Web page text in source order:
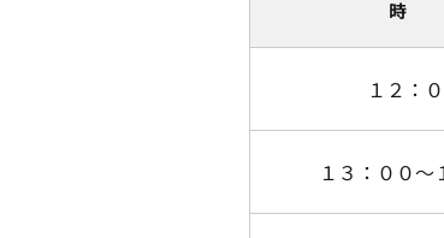
時
１２：
１３：００～